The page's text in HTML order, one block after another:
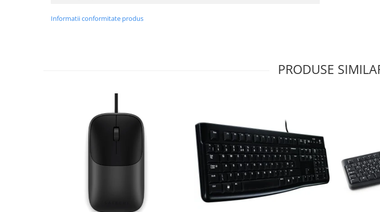
TV, Multimedia & Electronice
Multiboard & Accessorii
Informatii conformitate produs
PRODUSE